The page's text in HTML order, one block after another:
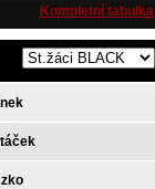
Kompletní tabulka